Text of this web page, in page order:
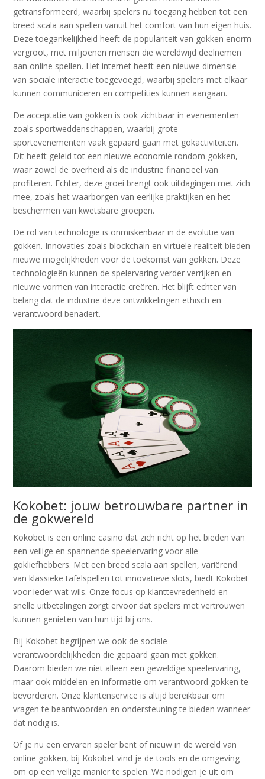
getransformeerd, waarbij spelers nu toegang hebben tot een
breed scala aan spellen vanuit het comfort van hun eigen huis.
Deze toegankelijkheid heeft de populariteit van gokken enorm
vergroot, met miljoenen mensen die wereldwijd deelnemen
aan online spellen. Het internet heeft een nieuwe dimensie
van sociale interactie toegevoegd, waarbij spelers met elkaar
kunnen communiceren en competities kunnen aangaan.
De acceptatie van gokken is ook zichtbaar in evenementen
zoals sportweddenschappen, waarbij grote
sportevenementen vaak gepaard gaan met gokactiviteiten.
Dit heeft geleid tot een nieuwe economie rondom gokken,
waar zowel de overheid als de industrie financieel van
profiteren. Echter, deze groei brengt ook uitdagingen met zich
mee, zoals het waarborgen van eerlijke praktijken en het
beschermen van kwetsbare groepen.
De rol van technologie is onmiskenbaar in de evolutie van
gokken. Innovaties zoals blockchain en virtuele realiteit bieden
nieuwe mogelijkheden voor de toekomst van gokken. Deze
technologieën kunnen de spelervaring verder verrijken en
nieuwe vormen van interactie creëren. Het blijft echter van
belang dat de industrie deze ontwikkelingen ethisch en
verantwoord benadert.
Kokobet: jouw betrouwbare partner in
de gokwereld
Kokobet is een online casino dat zich richt op het bieden van
een veilige en spannende speelervaring voor alle
gokliefhebbers. Met een breed scala aan spellen, variërend
van klassieke tafelspellen tot innovatieve slots, biedt Kokobet
voor ieder wat wils. Onze focus op klanttevredenheid en
snelle uitbetalingen zorgt ervoor dat spelers met vertrouwen
kunnen genieten van hun tijd bij ons.
Bij Kokobet begrijpen we ook de sociale
verantwoordelijkheden die gepaard gaan met gokken.
Daarom bieden we niet alleen een geweldige speelervaring,
maar ook middelen en informatie om verantwoord gokken te
bevorderen. Onze klantenservice is altijd bereikbaar om
vragen te beantwoorden en ondersteuning te bieden wanneer
dat nodig is.
Of je nu een ervaren speler bent of nieuw in de wereld van
online gokken, bij Kokobet vind je de tools en de omgeving
om op een veilige manier te spelen. We nodigen je uit om